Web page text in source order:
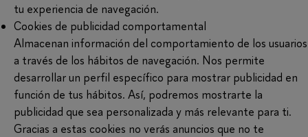
tu experiencia de navegación.
Cookies de publicidad comportamental
Almacenan información del comportamiento de los usuarios
a través de los hábitos de navegación. Nos permite
desarrollar un perfil específico para mostrar publicidad en
función de tus hábitos. Así, podremos mostrarte la
publicidad que sea personalizada y más relevante para ti.
Gracias a estas cookies no verás anuncios que no te